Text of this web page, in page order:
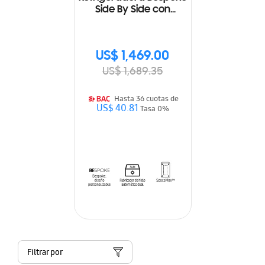
Side By Side con
US$ 1,469.00
US$ 1,689.35
Hasta 36 cuotas de
US$ 40.81 Tasa 0%
Filtrar por